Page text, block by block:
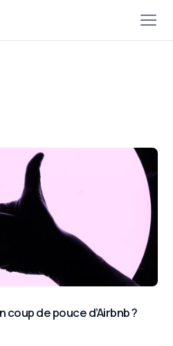
de pouce d’Airbnb ?